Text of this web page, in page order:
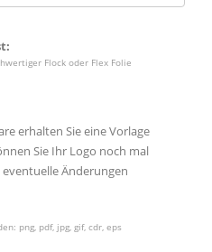
Flock oder Flex Folie
erhalten Sie eine Vorlage
Sie Ihr Logo noch mal
Änderungen
png, pdf, jpg, gif, cdr, eps